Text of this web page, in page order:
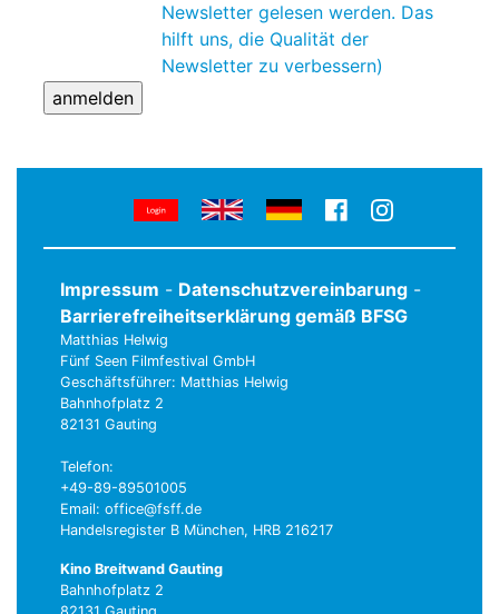
Newsletter gelesen werden. Das
hilft uns, die Qualität der
Newsletter zu verbessern)
Impressum - Datenschutzvereinbarung -
Barrierefreiheitserklärung gemäß BFSG
Matthias Helwig
Fünf Seen Filmfestival GmbH
Geschäftsführer: Matthias Helwig
Bahnhofplatz 2
82131 Gauting
Telefon:
+49-89-89501005
Email: office@fsff.de
Handelsregister B München, HRB 216217
Kino Breitwand Gauting
Bahnhofplatz 2